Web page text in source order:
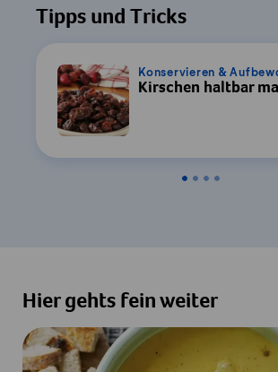
Ihre Zustimmung zur
durch YouTube erforderlich.
Einstellungen
Tipps und Tricks
Konservieren &
Kirschen haltbar
Hier gehts fein weiter